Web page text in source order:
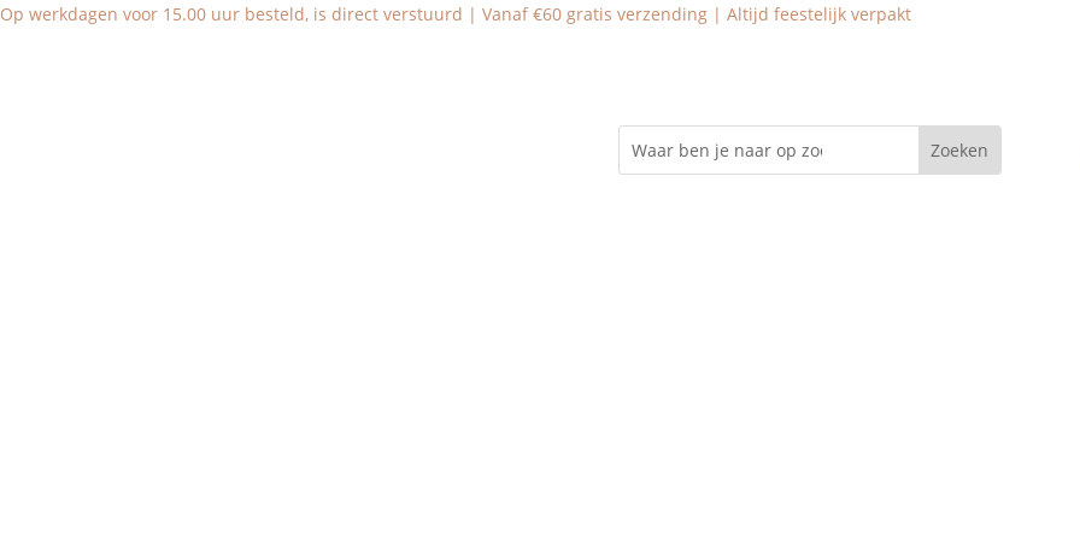
Op werkdagen voor 15.00 uur besteld, is direct verstuurd | Vanaf €60 gratis verzending | Altijd feestelijk verpakt